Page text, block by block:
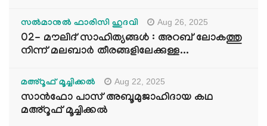
സൽമാനുൽ ഫാരിസി ഹുദവി Aug 26, 2025
02- മൗലിദ് സാഹിത്യങ്ങൾ : അറബ് ലോകത്തു
നിന്ന് മലബാർ തീരങ്ങളിലേക്കുള്ള...
മഅ്റൂഫ് മൂച്ചിക്കല്‍ Aug 22, 2025
സാൻഫോ പാസ് അബൂമുജാഹിദായ കഥ
മഅ്റൂഫ് മൂച്ചിക്കല്‍